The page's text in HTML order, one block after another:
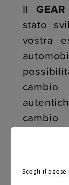
Il
stato
vostra
cambio
Scegli il paese